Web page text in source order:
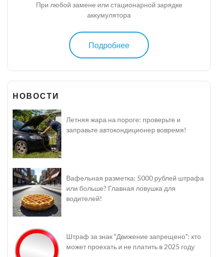
При любой замене или стационарной зарядке
аккумулятора
Подробнее
НОВОСТИ
Летняя жара на пороге: проверьте и
заправьте автокондиционер вовремя!
Вафельная разметка: 5000 рублей штрафа
или больше? Главная ловушка для
водителей!
Штраф за знак "Движение запрещено": кто
может проехать и не платить в 2025 году